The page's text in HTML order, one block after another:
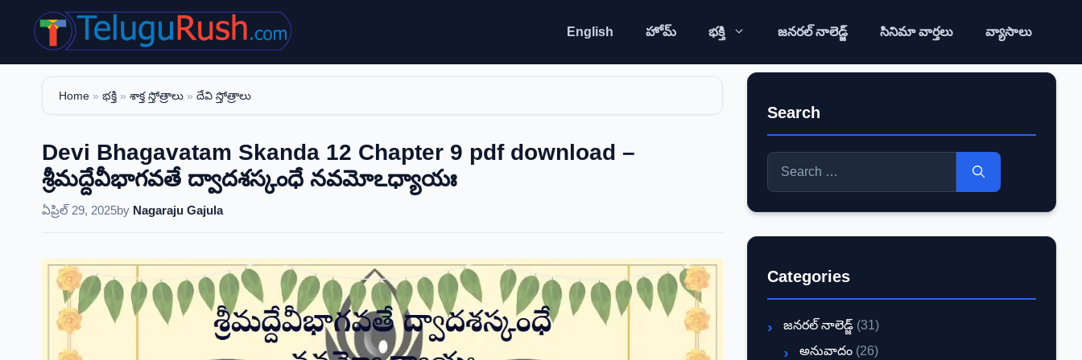
content
English హోమ్ భక్తి జనరల్ నాలెడ్జ్ సినిమా వార్తలు వ్యాసాలు
Home » భక్తి » శాక్త స్తోత్రాలు » దేవి స్తోత్రాలు
Devi Bhagavatam Skanda 12 Chapter 9 pdf download –
శ్రీమద్దేవీభాగవతే ద్వాదశస్కంధే నవమోఽధ్యాయః
ఏప్రిల్ 29, 2025by Nagaraju Gajula
Search
Search
for:
Categories
జనరల్ నాలెడ్జ్ (31)
అనువాదం (26)